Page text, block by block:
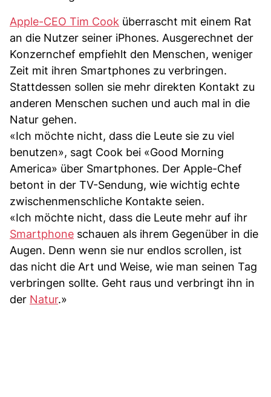
Apple-CEO Tim Cook überrascht mit einem Rat
an die Nutzer seiner iPhones. Ausgerechnet der
Konzernchef empfiehlt den Menschen, weniger
Zeit mit ihren Smartphones zu verbringen.
Stattdessen sollen sie mehr direkten Kontakt zu
anderen Menschen suchen und auch mal in die
Natur gehen.
«Ich möchte nicht, dass die Leute sie zu viel
benutzen», sagt Cook bei «Good Morning
America» über Smartphones. Der Apple-Chef
betont in der TV-Sendung, wie wichtig echte
zwischenmenschliche Kontakte seien.
«Ich möchte nicht, dass die Leute mehr auf ihr
Smartphone schauen als ihrem Gegenüber in die
Augen. Denn wenn sie nur endlos scrollen, ist
das nicht die Art und Weise, wie man seinen Tag
verbringen sollte. Geht raus und verbringt ihn in
der Natur.»